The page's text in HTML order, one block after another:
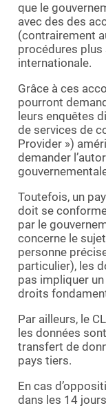
que le
avec des des
(contrairement
procédures plus
internationale.
Grâce à ces
pourront
leurs enquêtes
de services de
Provider »)
demander
Toutefois, un
doit se
par le
concerne le
personne
particulier), les
pas impliquer
droits
Par ailleurs, le
les données
transfert de
pays tiers.
En cas
dans les 14